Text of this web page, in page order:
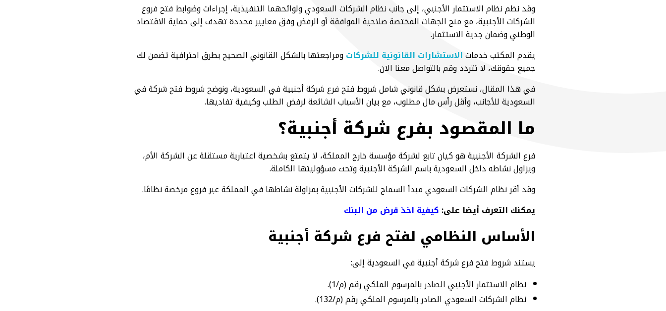
وقد نظم نظام الاستثمار الأجنبي، إلى جانب نظام الشركات السعودي ولوائحهما التنفيذية، إجراءات وضوابط فتح فروع
الشركات الأجنبية، مع منح الجهات المختصة صلاحية الموافقة أو الرفض وفق معايير محددة تهدف إلى حماية الاقتصاد
الوطني وضمان جدية الاستثمار.
يقدم المكتب خدماتالاستشارات القانونية للشركاتومراجعتها بالشكل القانوني الصحيح بطرق احترافية تضمن لك
جميع حقوقك، لا تتردد وقم بالتواصل معنا الان.
في هذا المقال، نستعرض بشكل قانوني شامل شروط فتح فرع شركة أجنبية في السعودية، ونوضح شروط فتح شركة في
السعودية للأجانب، وأقل رأس مال مطلوب، مع بيان الأسباب الشائعة لرفض الطلب وكيفية تفاديها.
ما المقصود بفرع شركة أجنبية؟
فرع الشركة الأجنبية هو كيان تابع لشركة مؤسسة خارج المملكة، لا يتمتع بشخصية اعتبارية مستقلة عن الشركة الأم،
ويزاول نشاطه داخل السعودية باسم الشركة الأجنبية وتحت مسؤوليتها الكاملة.
وقد أقر نظام الشركات السعودي مبدأ السماح للشركات الأجنبية بمزاولة نشاطها في المملكة عبر فروع مرخصة نظامًا.
يمكنك التعرف أيضا على: كيفية اخذ قرض من البنك
الأساس النظامي لفتح فرع شركة أجنبية
يستند شروط فتح فرع شركة أجنبية في السعودية إلى:
نظام الاستثمار الأجنبي الصادر بالمرسوم الملكي رقم (م/1).
نظام الشركات السعودي الصادر بالمرسوم الملكي رقم (م/132).